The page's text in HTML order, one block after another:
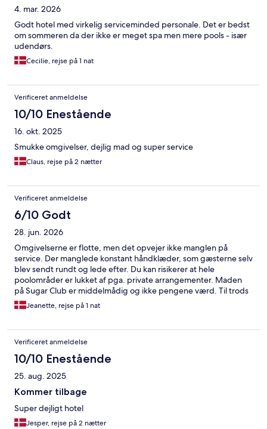
4. mar. 2026
Godt hotel med virkelig serviceminded personale. Det er bedst
om sommeren da der ikke er meget spa men mere pools - især
udendørs.
Cecilie, rejse på 1 nat
Verificeret anmeldelse
10/10 Enestående
16. okt. 2025
Smukke omgivelser, dejlig mad og super service
Claus, rejse på 2 nætter
Verificeret anmeldelse
6/10 Godt
28. jun. 2026
Omgivelserne er flotte, men det opvejer ikke manglen på
service. Der manglede konstant håndklæder, som gæsterne selv
blev sendt rundt og lede efter. Du kan risikerer at hele
poolområder er lukket af pga. private arrangementer. Maden
på Sugar Club er middelmådig og ikke pengene værd. Til trods
for at der står at der er en aldersgrænse på 16 år, så var poolen
fyldt med små børn.
Jeanette, rejse på 1 nat
Verificeret anmeldelse
10/10 Enestående
25. aug. 2025
Kommer tilbage
Super dejligt hotel
Jesper, rejse på 2 nætter